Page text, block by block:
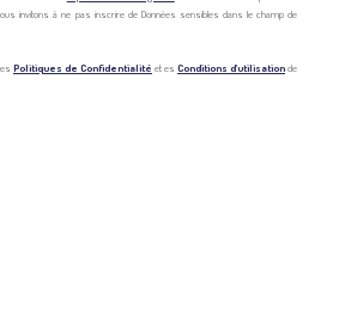
invitons à ne pas inscrire de Données sensibles dans le champ de
Politiques de Confidentialité et es Conditions d'utilisationde